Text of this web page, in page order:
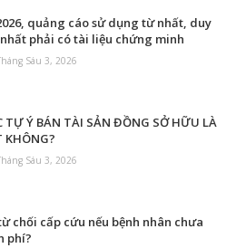
quảng cáo sử dụng từ nhất, duy
phải có tài liệu chứng minh
Sáu 3, 2026
TỰ Ý BÁN TÀI SẢN ĐỒNG SỞ HỮU LÀ
Sáu 3, 2026
chối cấp cứu nếu bệnh nhân chưa
phí?